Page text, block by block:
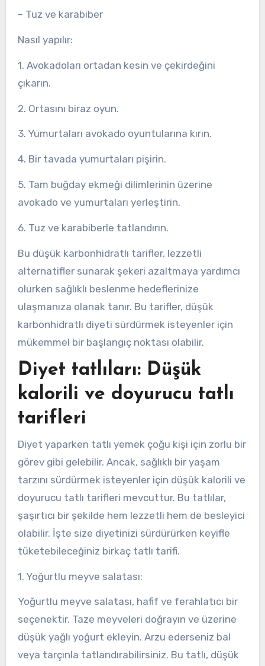
– Tuz ve karabiber
Nasıl yapılır:
1. Avokadoları ortadan kesin ve çekirdeğini
çıkarın.
2. Ortasını biraz oyun.
3. Yumurtaları avokado oyuntularına kırın.
4. Bir tavada yumurtaları pişirin.
5. Tam buğday ekmeği dilimlerinin üzerine
avokado ve yumurtaları yerleştirin.
6. Tuz ve karabiberle tatlandırın.
Bu düşük karbonhidratlı tarifler, lezzetli
alternatifler sunarak şekeri azaltmaya yardımcı
olurken sağlıklı beslenme hedeflerinize
ulaşmanıza olanak tanır. Bu tarifler, düşük
karbonhidratlı diyeti sürdürmek isteyenler için
mükemmel bir başlangıç noktası olabilir.
Diyet tatlıları: Düşük
kalorili ve doyurucu tatlı
tarifleri
Diyet yaparken tatlı yemek çoğu kişi için zorlu bir
görev gibi gelebilir. Ancak, sağlıklı bir yaşam
tarzını sürdürmek isteyenler için düşük kalorili ve
doyurucu tatlı tarifleri mevcuttur. Bu tatlılar,
şaşırtıcı bir şekilde hem lezzetli hem de besleyici
olabilir. İşte size diyetinizi sürdürürken keyifle
tüketebileceğiniz birkaç tatlı tarifi.
1. Yoğurtlu meyve salatası:
Yoğurtlu meyve salatası, hafif ve ferahlatıcı bir
seçenektir. Taze meyveleri doğrayın ve üzerine
düşük yağlı yoğurt ekleyin. Arzu ederseniz bal
veya tarçınla tatlandırabilirsiniz. Bu tatlı, düşük